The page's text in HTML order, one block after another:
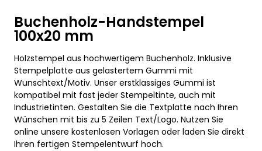
Buchenholz-Handstempel
100x20 mm
Holzstempel aus hochwertigem Buchenholz. Inklusive
Stempelplatte aus gelastertem Gummi mit
Wunschtext/Motiv. Unser erstklassiges Gummi ist
kompatibel mit fast jeder Stempeltinte, auch mit
Industrietinten. Gestalten Sie die Textplatte nach Ihren
Wünschen mit bis zu 5 Zeilen Text/Logo. Nutzen Sie
online unsere kostenlosen Vorlagen oder laden Sie direkt
Ihren fertigen Stempelentwurf hoch.